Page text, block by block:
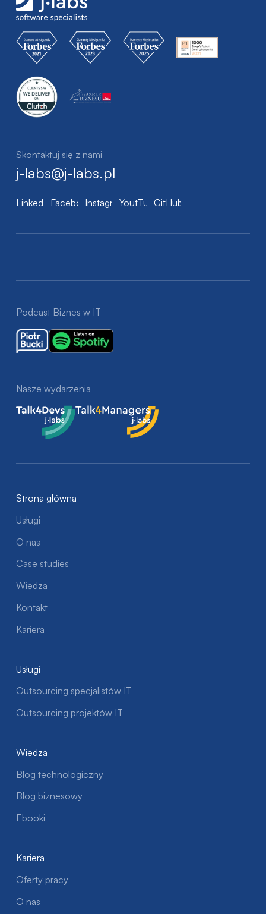
Skontaktuj się z nami
j-labs@j-labs.pl
LinkedIn FacebookInstagramYoutTubeGitHub
Podcast Biznes w IT
Nasze wydarzenia
Talk4Devs
Talk4Managers
Strona główna
Usługi
O nas
Case studies
Wiedza
Kontakt
Kariera
Usługi
Outsourcing specjalistów IT
Outsourcing projektów IT
Wiedza
Blog technologiczny
Blog biznesowy
Ebooki
Kariera
Oferty pracy
O nas